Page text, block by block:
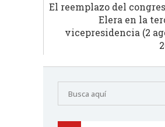
El reemplazo del
Elera en la
vicepresidencia (2